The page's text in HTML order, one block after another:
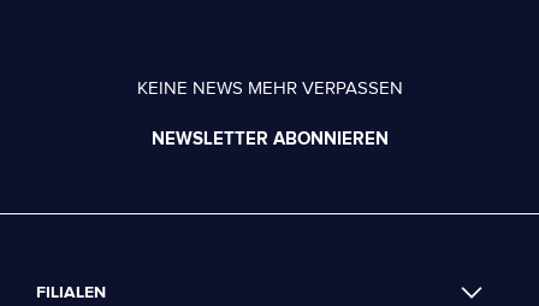
KEINE NEWS MEHR VERPASSEN
NEWSLETTER ABONNIEREN
FILIALEN